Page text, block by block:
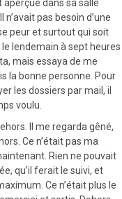
aperçue dans sa salle
pas besoin d’une
peur et surtout qui soit
lendemain à sept heures
mais essaya de me
la bonne personne. Pour
les dossiers par mail, il
voulu.
Il me regarda gêné,
Ce n’était pas ma
Rien ne pouvait
qu’il ferait le suivi, et
Ce n’était plus le